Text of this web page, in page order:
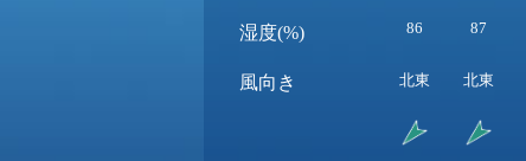
湿度(%)
風向き
86 87
北東 北東